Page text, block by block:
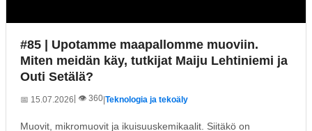
#85 | Upotamme maapallomme muoviin.
Miten meidän käy, tutkijat Maiju Lehtiniemi ja
Outi Setälä?
📅 15.07.2026 | 👁️ 360|Teknologia ja tekoäly
Muovit, mikromuovit ja ikuisuuskemikaalit. Siitäkö on